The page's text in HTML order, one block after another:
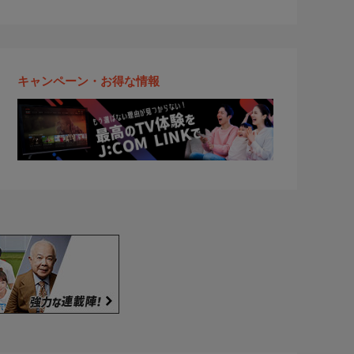
キャンペーン・お得な情報